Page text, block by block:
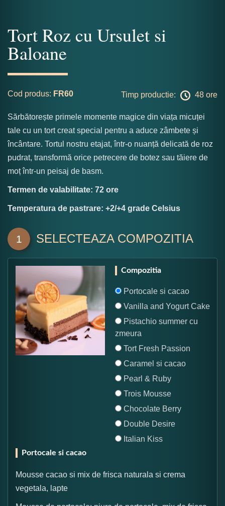
Tort Roz cu Ursulet si
Baloane
Cod produs: FR60 Timp productie: 48 ore
Sărbătorește primele momente magice din viața micuței
tale cu un tort creat special pentru a aduce zâmbete și
încântare. Tortul nostru etajat, într-o nuanță delicată de roz
pudrat, transformă orice petrecere de botez sau tăiere de
moț într-un peisaj de basm.
Termen de valabilitate: 72 ore
Temperatura de pastrare: +2/+4 grade Celsius
1 SELECTEAZA COMPOZITIA
Compozitia
Portocale si cacao
Vanilla and Yogurt Cake
Pistachio summer cu
zmeura
Tort Fresh Passion
Caramel si cacao
Pearl & Ruby
Trois Mousse
Chocolate Berry
Double Desire
Italian Kiss
Portocale si cacao
Mousse cacao si mix de frisca naturala si crema
vegetala, lapte